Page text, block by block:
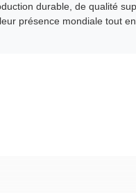
durable, de qualité
présence mondiale tout